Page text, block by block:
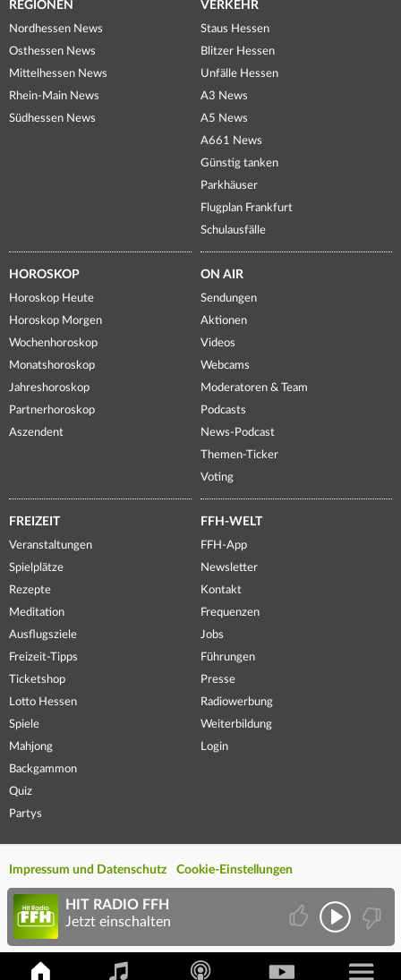
REGIONEN
Nordhessen News
Osthessen News
Mittelhessen News
Rhein-Main News
Südhessen News
VERKEHR
Staus Hessen
Blitzer Hessen
Unfälle Hessen
A3 News
A5 News
A661 News
Günstig tanken
Parkhäuser
Flugplan Frankfurt
Schulausfälle
HOROSKOP
Horoskop Heute
Horoskop Morgen
Wochenhoroskop
Monatshoroskop
Jahreshoroskop
Partnerhoroskop
Aszendent
ON AIR
Sendungen
Aktionen
Videos
Webcams
Moderatoren & Team
Podcasts
News-Podcast
Themen-Ticker
Voting
FREIZEIT
Veranstaltungen
Spielplätze
Rezepte
Meditation
Ausflugsziele
Freizeit-Tipps
Ticketshop
Lotto Hessen
Spiele
Mahjong
Backgammon
Quiz
Partys
FFH-WELT
FFH-App
Newsletter
Kontakt
Frequenzen
Jobs
Führungen
Presse
Radiowerbung
Weiterbildung
Login
Impressum und Datenschutz Cookie-Einstellungen
HIT RADIO FFH
Jetzt einschalten